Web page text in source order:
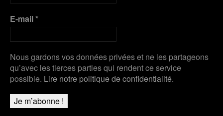
Plus de Audios
E-mail*
Nous gardons vos données privées et ne les partageons
qu’avec les tierces parties qui rendent ce service
possible. Lire notre politique de confidentialité.